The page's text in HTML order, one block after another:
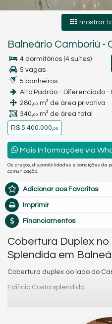
mostrar
Balneário Camboriú -
4 dormitórios (4 suítes)
5 vagas
5 banheiros
Alto Padrão - Diferenciado -
280,00 m² de área privativa
340,00 m² de área total
R$ 5.400.000,00
Mais Informações via
Os preços, disponibilidades e condições de
comunicação.
Adicionar aos Favoritos
Imprimir
Financiamentos
Cobertura Duplex
Splendida em
Cobertura duplex ao lado do
Edifício Costa splendida.